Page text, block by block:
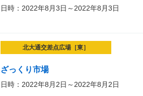
日時：2022年8月3日～2022年8月3日
北大通交差点広場［東］
ざっくり市場
日時：2022年8月2日～2022年8月2日